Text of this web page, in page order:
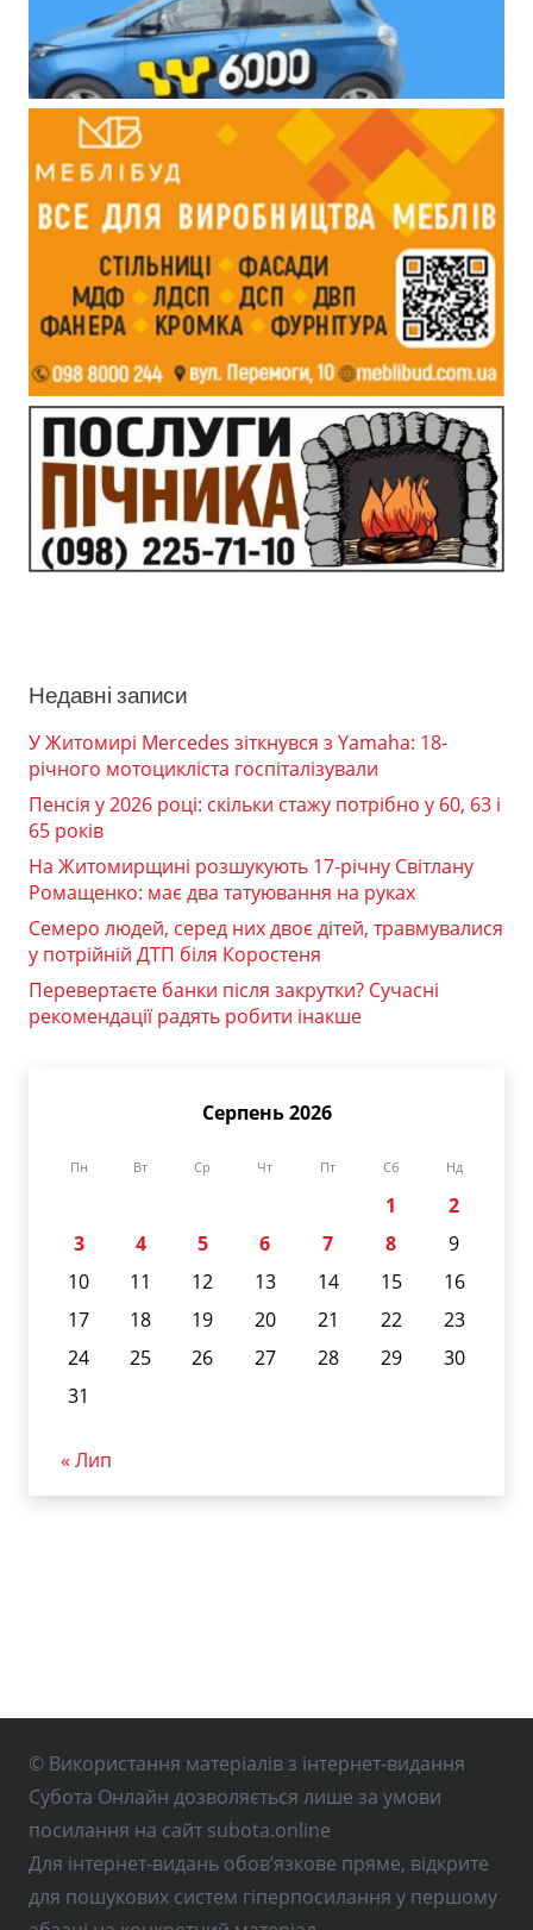
Недавні записи
У Житомирі Mercedes зіткнувся з Yamaha: 18-
річного мотоцикліста госпіталізували
Пенсія у 2026 році: скільки стажу потрібно у 60, 63 і
65 років
На Житомирщині розшукують 17-річну Світлану
Ромащенко: має два татуювання на руках
Семеро людей, серед них двоє дітей, травмувалися
у потрійній ДТП біля Коростеня
Перевертаєте банки після закрутки? Сучасні
рекомендації радять робити інакше
Серпень 2026
Пн Вт Ср Чт Пт Сб Нд
1
2
3
4 5 6 7 8
9
10
11 12 13 14 15
16
17
18 19 20 21 22
23
24
25 26 27 28 29
30
31
« Лип
© Використання матеріалів з інтернет-видання
Субота Онлайн дозволяється лише за умови
посилання на сайт subota.online
Для інтернет-видань обов’язкове пряме, відкрите
для пошукових систем гіперпосилання у першому